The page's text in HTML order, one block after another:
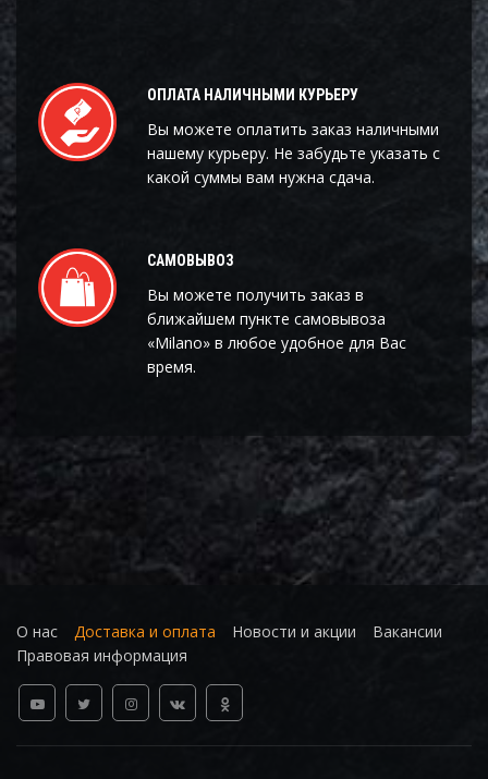
ОПЛАТА НАЛИЧНЫМИ КУРЬЕРУ
Вы можете оплатить заказ наличными
нашему курьеру. Не забудьте указать с
какой суммы вам нужна сдача.
САМОВЫВОЗ
Вы можете получить заказ в
ближайшем пункте самовывоза
«Milano» в любое удобное для Вас
время.
О нас Доставка и оплата Новости и акции
Вакансии
Правовая информация